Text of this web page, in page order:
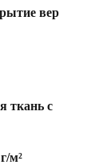
вер
ткань с
г/м²